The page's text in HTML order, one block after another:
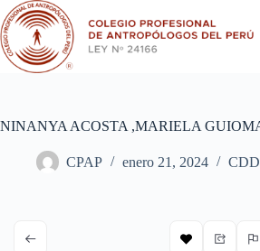
Saltar
al
contenido
NINANYA ACOSTA ,MARIELA
CPAP enero 21, 2024